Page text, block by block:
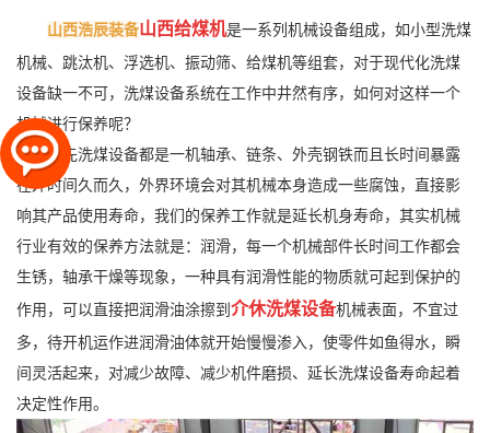
山西浩辰装备山西给煤机是一系列机械设备组成，如小型洗煤
机械、跳汰机、浮选机、振动筛、给煤机等组套，对于现代化洗煤
设备缺一不可，洗煤设备系统在工作中井然有序，如何对这样一个
机械进行保养呢？
首先洗煤设备都是一机轴承、链条、外壳钢铁而且长时间暴露
在外时间久而久，外界环境会对其机械本身造成一些腐蚀，直接影
响其产品使用寿命，我们的保养工作就是延长机身寿命，其实机械
行业有效的保养方法就是：润滑，每一个机械部件长时间工作都会
生锈，轴承干燥等现象，一种具有润滑性能的物质就可起到保护的
作用，可以直接把润滑油涂擦到 介休洗煤设备机械表面，不宜过
多，待开机运作进润滑油体就开始慢慢渗入，使零件如鱼得水，瞬
间灵活起来，对减少故障、减少机件磨损、延长洗煤设备寿命起着
决定性作用。